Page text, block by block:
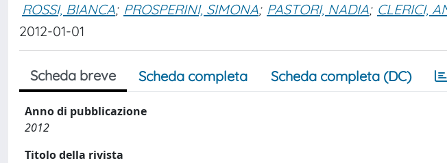
ROSSI, BIANCA; PROSPERINI, SIMONA; PASTORI, NADIA; CLERICI,
2012-01-01
Scheda breve Scheda completa Scheda completa (DC)
Anno di pubblicazione
2012
Titolo della rivista